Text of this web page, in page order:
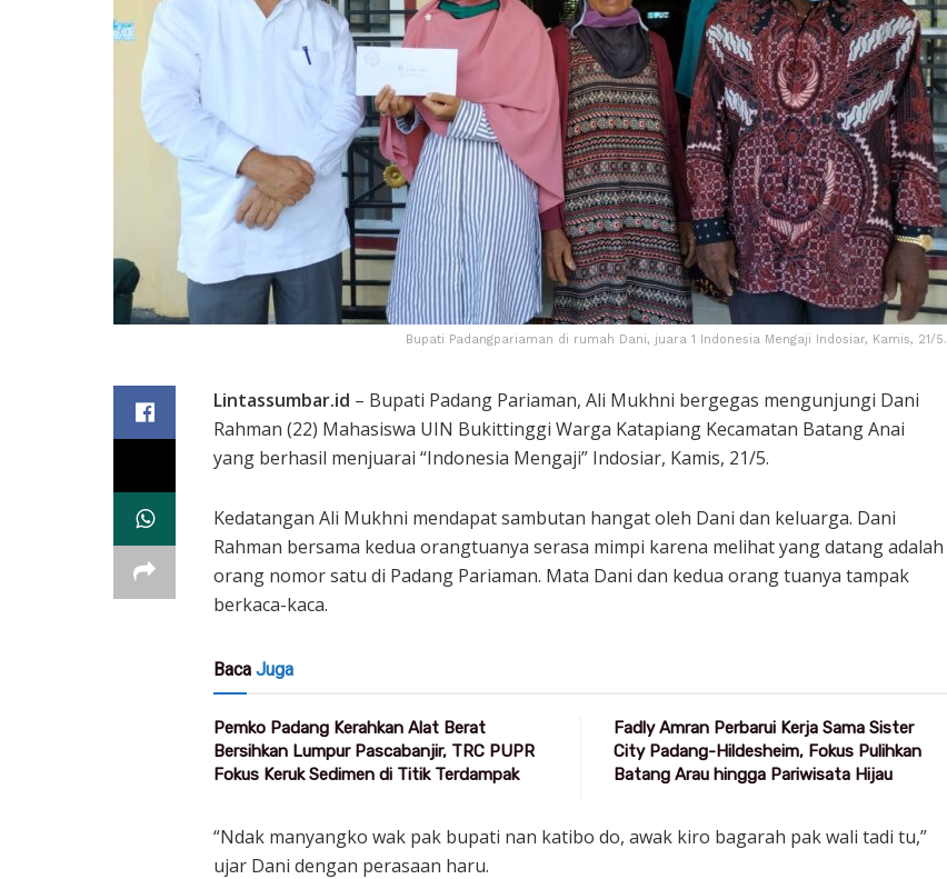
Bupati Padangpariaman di rumah Dani, juara 1 Indonesia Mengaji Indosiar, Kamis, 21/5.
Lintassumbar.id – Bupati Padang Pariaman, Ali Mukhni bergegas mengunjungi Dani
Rahman (22) Mahasiswa UIN Bukittinggi Warga Katapiang Kecamatan Batang Anai
yang berhasil menjuarai “Indonesia Mengaji” Indosiar, Kamis, 21/5.
Kedatangan Ali Mukhni mendapat sambutan hangat oleh Dani dan keluarga. Dani
Rahman bersama kedua orangtuanya serasa mimpi karena melihat yang datang adalah
orang nomor satu di Padang Pariaman. Mata Dani dan kedua orang tuanya tampak
berkaca-kaca.
Baca Juga
Pemko Padang Kerahkan Alat Berat
Bersihkan Lumpur Pascabanjir, TRC PUPR
Fokus Keruk Sedimen di Titik Terdampak
Fadly Amran Perbarui Kerja Sama Sister
City Padang-Hildesheim, Fokus Pulihkan
Batang Arau hingga Pariwisata Hijau
“Ndak manyangko wak pak bupati nan katibo do, awak kiro bagarah pak wali tadi tu,”
ujar Dani dengan perasaan haru.